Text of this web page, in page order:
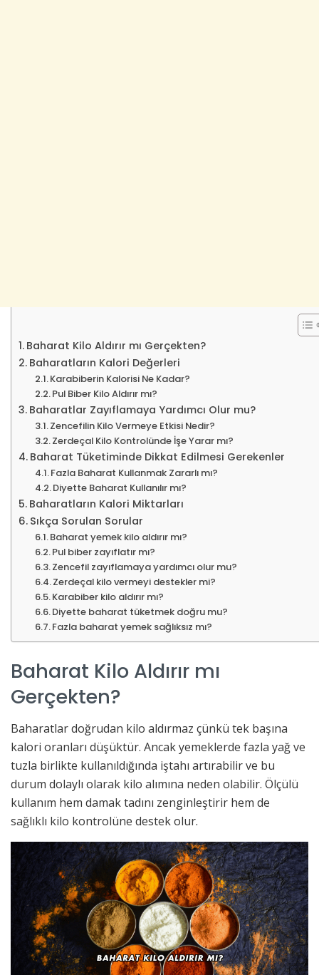
Baharat Kilo Aldırır mı Gerçekten?
Baharatların Kalori Değerleri
Karabiberin Kalorisi Ne Kadar?
Pul Biber Kilo Aldırır mı?
Baharatlar Zayıflamaya Yardımcı Olur mu?
Zencefilin Kilo Vermeye Etkisi Nedir?
Zerdeçal Kilo Kontrolünde İşe Yarar mı?
Baharat Tüketiminde Dikkat Edilmesi Gerekenler
Fazla Baharat Kullanmak Zararlı mı?
Diyette Baharat Kullanılır mı?
Baharatların Kalori Miktarları
Sıkça Sorulan Sorular
Baharat yemek kilo aldırır mı?
Pul biber zayıflatır mı?
Zencefil zayıflamaya yardımcı olur mu?
Zerdeçal kilo vermeyi destekler mi?
Karabiber kilo aldırır mı?
Diyette baharat tüketmek doğru mu?
Fazla baharat yemek sağlıksız mı?
Baharat Kilo Aldırır mı
Gerçekten?
Baharatlar doğrudan kilo aldırmaz çünkü tek başına
kalori oranları düşüktür. Ancak yemeklerde fazla yağ ve
tuzla birlikte kullanıldığında iştahı artırabilir ve bu
durum dolaylı olarak kilo alımına neden olabilir. Ölçülü
kullanım hem damak tadını zenginleştirir hem de
sağlıklı kilo kontrolüne destek olur.